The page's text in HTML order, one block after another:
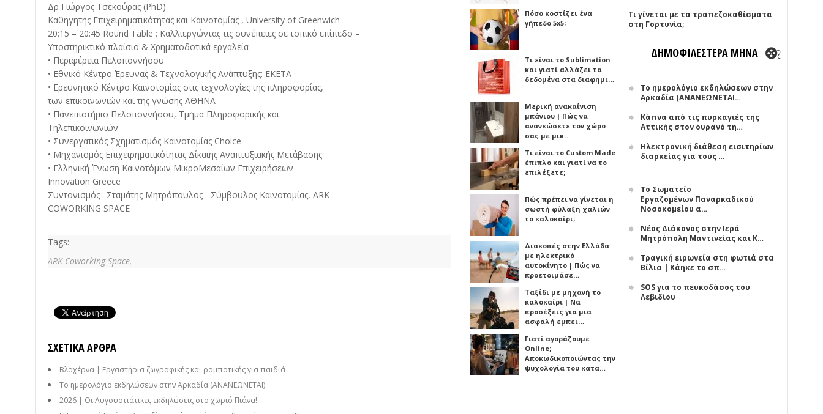
Δρ Γιώργος Τσεκούρας (PhD)
Καθηγητής Επιχειρηματικότητας και Καινοτομίας , University of Greenwich
20:15 – 20:45 Round Table : Καλλιεργώντας τις συνέπειες σε τοπικό επίπεδο –
Υποστηρικτικό πλαίσιο & Χρηματοδοτικά εργαλεία
• Περιφέρεια Πελοποννήσου
• Εθνικό Κέντρο Έρευνας & Τεχνολογικής Ανάπτυξης: ΕΚΕΤΑ
• Ερευνητικό Κέντρο Καινοτομίας στις τεχνολογίες της πληροφορίας,
των επικοινωνιών και της γνώσης ΑΘΗΝΑ
• Πανεπιστήμιο Πελοποννήσου, Τμήμα Πληροφορικής και
Τηλεπικοινωνιών
• Συνεργατικός Σχηματισμός Καινοτομίας Choice
• Μηχανισμός Επιχειρηματικότητας Δίκαιης Αναπτυξιακής Μετάβασης
• Ελληνική Ένωση Καινοτόμων ΜικροΜεσαίων Επιχειρήσεων –
Innovation Greece
Συντονισμός : Σταμάτης Μητρόπουλος - Σύμβουλος Καινοτομίας, ARK
COWORKING SPACE
Tags:
ARK Coworking Space,
ΣΧΕΤΙΚΆ ΆΡΘΡΑ
Βλαχέρνα | Εργαστήρια ζωγραφικής και ρομποτικής για παιδιά
Το ημερολόγιο εκδηλώσεων στην Αρκαδία (ΑΝΑΝΕΩΝΕΤΑΙ)
2026 | Οι Αυγουστιάτικες εκδηλώσεις στο χωριό Πιάνα!
Πόσο κοστίζει ένα
γήπεδο 5x5;
Τι είναι το Sublimation
και γιατί αλλάζει τα
δεδομένα στα διαφημι…
Μερική ανακαίνιση
μπάνιου | Πώς να
ανανεώσετε τον χώρο
σας με μικ…
Τι είναι το Custom Made
έπιπλο και γιατί να το
επιλέξετε;
Πώς πρέπει να γίνεται η
σωστή φύλαξη χαλιών
το καλοκαίρι;
Διακοπές στην Ελλάδα
με ηλεκτρικό
αυτοκίνητο | Πώς να
προετοιμάσε…
Ταξίδι με μηχανή το
καλοκαίρι | Να
προσέξεις για μια
ασφαλή εμπει…
Γιατί αγοράζουμε
Online;
Αποκωδικοποιώντας την
ψυχολογία του κατα…
Τι γίνεται με τα τραπεζοκαθίσματα
στη Γορτυνία;
ΔΗΜΟΦΙΛΕΣΤΕΡΑ ΜΗΝΑ
Το ημερολόγιο εκδηλώσεων στην
Αρκαδία (ΑΝΑΝΕΩΝΕΤΑΙ…
Κάπνα από τις πυρκαγιές της
Αττικής στον ουρανό τη…
Ηλεκτρονική διάθεση εισιτηρίων
διαρκείας για τους …
Το Σωματείο
Εργαζομένων Παναρκαδικού
Νοσοκομείου α…
Νέος Διάκονος στην Ιερά
Μητρόπολη Μαντινείας και Κ…
Τραγική ειρωνεία στη φωτιά στα
Βίλια | Κάηκε το σπ…
SOS για το πευκοδάσος του
Λεβιδίου